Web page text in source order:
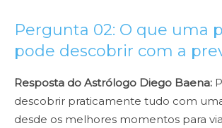
Pergunta 02: O que uma
pode descobrir com a
Resposta do Astrólogo Diego Baena:
descobrir praticamente tudo com
desde os melhores momentos para